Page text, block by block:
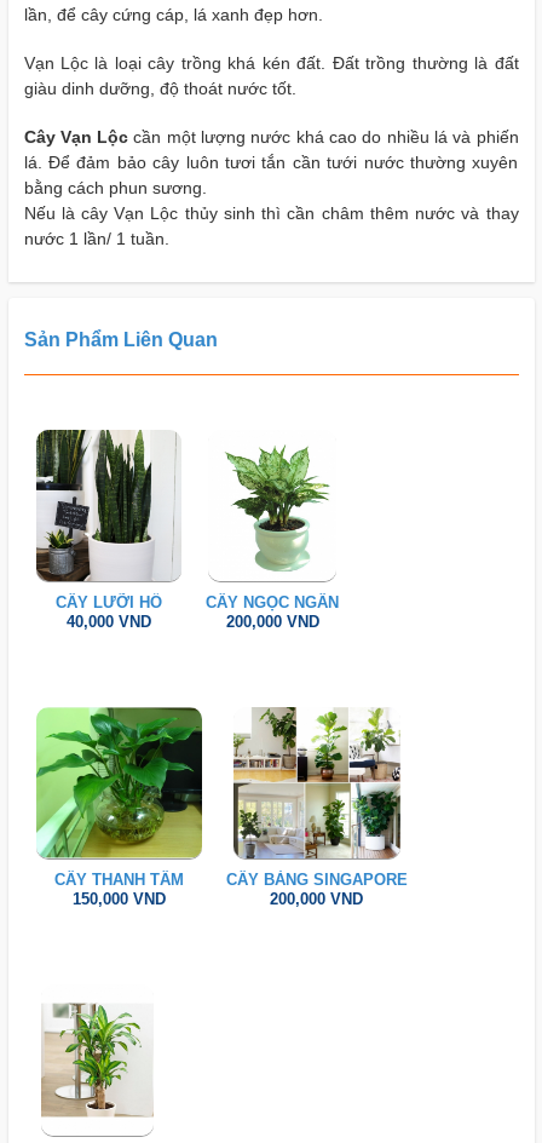
lần, để cây cứng cáp, lá xanh đẹp hơn.
Vạn Lộc là loại cây trồng khá kén đất. Đất trồng thường là đất
giàu dinh dưỡng, độ thoát nước tốt.
Cây Vạn Lộc cần một lượng nước khá cao do nhiều lá và phiến
lá. Để đảm bảo cây luôn tươi tắn cần tưới nước thường xuyên
bằng cách phun sương.
Nếu là cây Vạn Lộc thủy sinh thì cần châm thêm nước và thay
nước 1 lần/ 1 tuần.
Sản Phẩm Liên Quan
CÂY LƯỠI HỔ
40,000 VND
CÂY NGỌC NGÂN
200,000 VND
CÂY THANH TÂM
150,000 VND
CÂY BÀNG SINGAPORE
200,000 VND